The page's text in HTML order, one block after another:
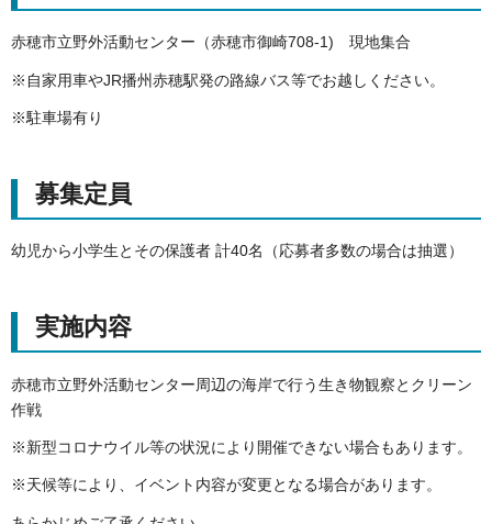
赤穂市立野外活動センター（赤穂市御崎708-1) 現地集合
※自家用車やJR播州赤穂駅発の路線バス等でお越しください。
※駐車場有り
募集定員
幼児から小学生とその保護者 計40名（応募者多数の場合は抽選）
実施内容
赤穂市立野外活動センター周辺の海岸で行う生き物観察とクリーン
作戦
※新型コロナウイル等の状況により開催できない場合もあります。
※天候等により、イベント内容が変更となる場合があります。